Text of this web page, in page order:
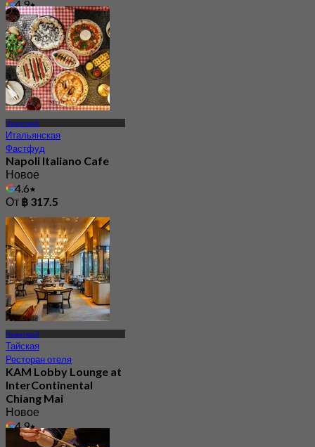
4.9
От฿ 337.5
Чиангмай
Итальянская
Фастфуд
Napoli Italiano Cafe
Новое
4.6
От ฿ 317.5
Чиангмай
Тайская
Ресторан отеля
KAM Lobby Lounge at
InterContinental
Chiang Mai
Новое
4.9
От฿ 625